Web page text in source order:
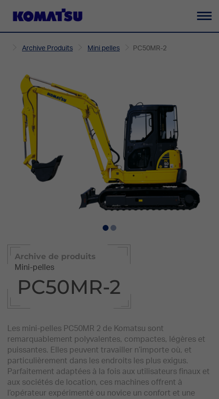
Archive Produits Mini pelles PC50MR-2
Archive de produits
Mini-pelles
PC50MR-2
Les mini-pelles PC50MR 2 de Komatsu sont
remarquablement polyvalentes, compactes, légères et
puissantes. Elles peuvent travailler n’importe où, et
particulièrement dans les endroits les plus exigus.
Parfaitement adaptées à la fois aux utilisateurs finaux et
aux sociétés de location, ces machines offrent à
l’opérateur expérimenté ou novice un confort et une